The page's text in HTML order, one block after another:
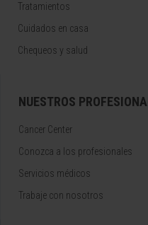
Tratamientos
Cuidados en casa
Chequeos y salud
NUESTROS
Cancer Center
Conozca a los profesionales
Servicios médicos
Trabaje con nosotros